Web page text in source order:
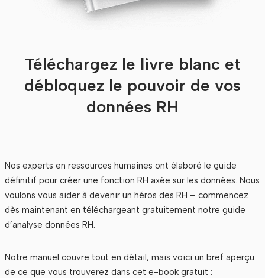
Téléchargez le livre blanc et
débloquez le pouvoir de vos
données RH
Nos experts en ressources humaines ont élaboré le guide
définitif pour créer une fonction RH axée sur les données. Nous
voulons vous aider à devenir un héros des RH – commencez
dès maintenant en téléchargeant gratuitement notre guide
d’analyse données RH.
Notre manuel couvre tout en détail, mais voici un bref aperçu
de ce que vous trouverez dans cet e-book gratuit :